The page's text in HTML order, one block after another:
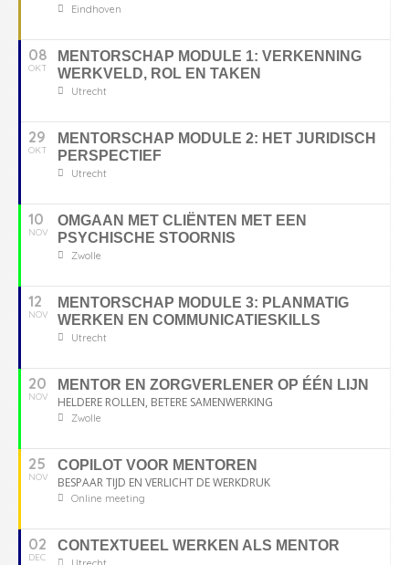
Eindhoven
08
OKT
MENTORSCHAP MODULE 1: VERKENNING
WERKVELD, ROL EN TAKEN
Utrecht
29
OKT
MENTORSCHAP MODULE 2: HET JURIDISCH
PERSPECTIEF
Utrecht
10
NOV
OMGAAN MET CLIËNTEN MET EEN
PSYCHISCHE STOORNIS
Zwolle
12
NOV
MENTORSCHAP MODULE 3: PLANMATIG
WERKEN EN COMMUNICATIESKILLS
Utrecht
20
NOV
MENTOR EN ZORGVERLENER OP ÉÉN LIJN
HELDERE ROLLEN, BETERE SAMENWERKING
Zwolle
25
NOV
COPILOT VOOR MENTOREN
BESPAAR TIJD EN VERLICHT DE WERKDRUK
Online meeting
02
DEC
CONTEXTUEEL WERKEN ALS MENTOR